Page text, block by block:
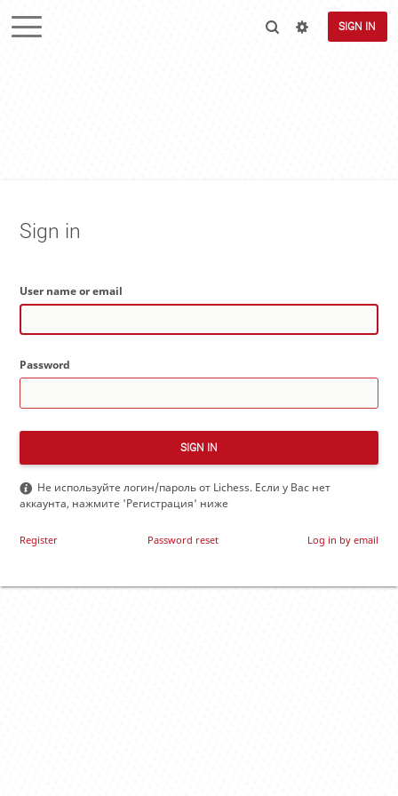
SIGN IN
Sign in
User name or email
Password
SIGN IN
Не используйте логин/пароль от Lichess. Если у Вас нет
аккаунта, нажмите 'Регистрация' ниже
Register Password reset Log in by email